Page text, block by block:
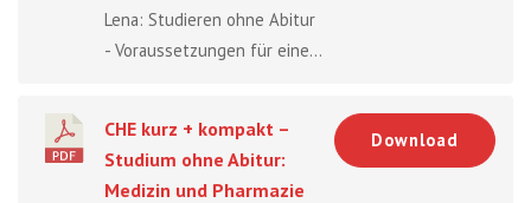
Lena: Studieren ohne Abitur
- Voraussetzungen für eine...
CHE kurz + kompakt –
Studium ohne Abitur:
Medizin und Pharmazie
Download